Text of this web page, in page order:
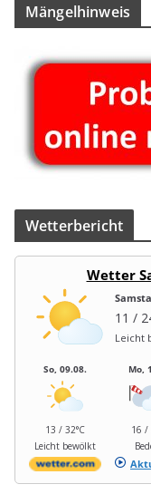
Män­gel­hin­weis
Wet­ter­be­richt
Wetter
11 /
Leicht
So, 09.08.
13 / 32°C
Leicht bewölkt
Mo,
16 /